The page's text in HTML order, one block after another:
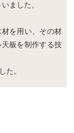
ました。
を用い、その材
板を制作する技
た。